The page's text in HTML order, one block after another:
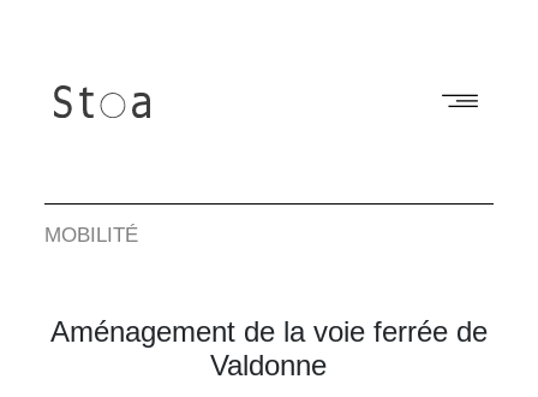
MOBILITÉ
Aménagement de la voie ferrée de
Valdonne